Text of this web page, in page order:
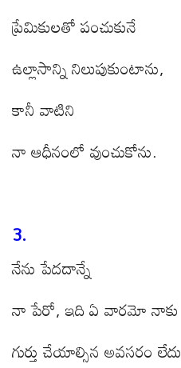
ప్రేమికులతో పంచుకునే
ఉల్లాసాన్ని నిలుపుకుంటాను,
కానీ వాటిని
నా ఆధీనంలో వుంచుకోను.
3.
నేను పేదదాన్నే
నా పేరో, ఇది ఏ వారమో నాకు
గుర్తు చేయాల్సిన అవసరం లేదు